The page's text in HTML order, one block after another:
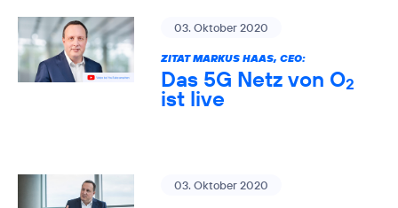
03. Oktober 2020
ZITAT MARKUS HAAS, CEO:
Das 5G Netz von O2
ist live
03. Oktober 2020